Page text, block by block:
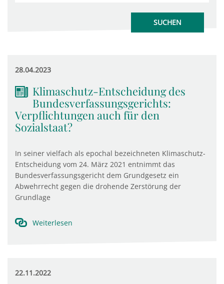
28.04.2023
Klimaschutz-Entscheidung des
Bundesverfassungsgerichts:
Verpflichtungen auch für den
Sozialstaat?
In seiner vielfach als epochal bezeichneten Klimaschutz-
Entscheidung vom 24. März 2021 entnimmt das
Bundesverfassungsgericht dem Grundgesetz ein
Abwehrrecht gegen die drohende Zerstörung der
Grundlage
Weiterlesen
22.11.2022